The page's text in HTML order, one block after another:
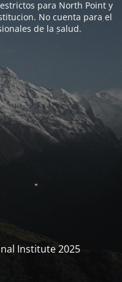
para North Point y
No cuenta para el
de la salud.
Institute 2025